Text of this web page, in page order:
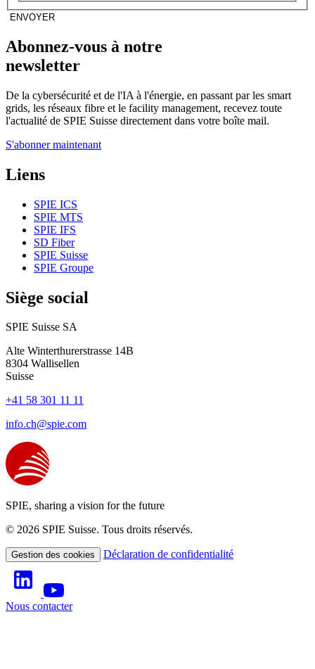
ENVOYER
Abonnez-vous à notre
newsletter
De la cybersécurité et de l'IA à l'énergie, en passant par les smart
grids, les réseaux fibre et le facility management, recevez toute
l'actualité de SPIE Suisse directement dans votre boîte mail.
S'abonner maintenant
Liens
SPIE ICS
SPIE MTS
SPIE IFS
SD Fiber
SPIE Suisse
SPIE Groupe
Siège social
SPIE Suisse SA
Alte Winterthurerstrasse 14B
8304 Wallisellen
Suisse
+41 58 301 11 11
info.ch@spie.com
SPIE, sharing a vision for the future
© 2026 SPIE Suisse. Tous droits réservés.
Gestion des cookies Déclaration de confidentialité
Nous contacter